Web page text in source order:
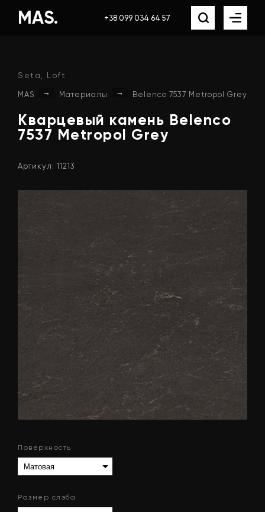
MAS. +38 099 034 64 57
Seta, Loft
MAS → Материалы → Belenco 7537 Metropol Grey
Кварцевый камень Belenco
7537 Metropol Grey
Артикул: 11213
Поверхность
Размер слэба